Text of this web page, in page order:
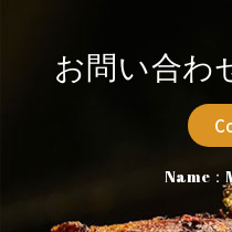
お問い合わ
Name